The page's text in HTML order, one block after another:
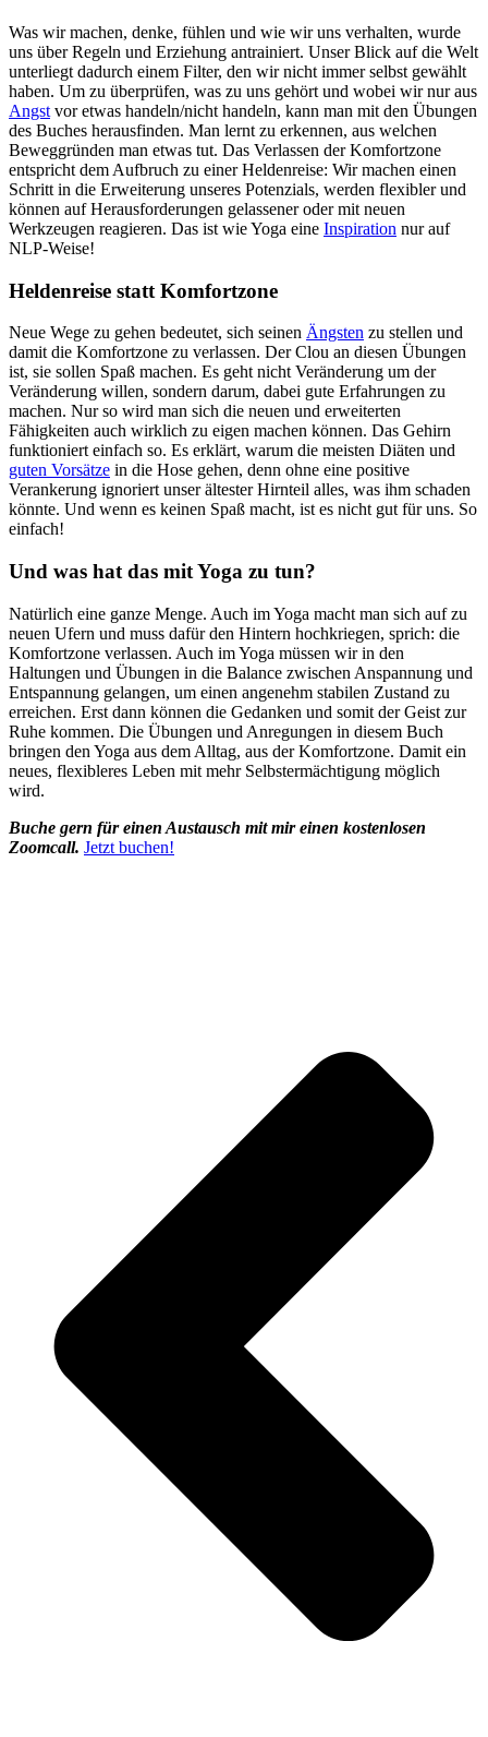
Was wir machen, denke, fühlen und wie wir uns verhalten, wurde
uns über Regeln und Erziehung antrainiert. Unser Blick auf die Welt
unterliegt dadurch einem Filter, den wir nicht immer selbst gewählt
haben. Um zu überprüfen, was zu uns gehört und wobei wir nur aus
Angst vor etwas handeln/nicht handeln, kann man mit den Übungen
des Buches herausfinden. Man lernt zu erkennen, aus welchen
Beweggründen man etwas tut. Das Verlassen der Komfortzone
entspricht dem Aufbruch zu einer Heldenreise: Wir machen einen
Schritt in die Erweiterung unseres Potenzials, werden flexibler und
können auf Herausforderungen gelassener oder mit neuen
Werkzeugen reagieren. Das ist wie Yoga eine Inspiration nur auf
NLP-Weise!
Heldenreise statt Komfortzone
Neue Wege zu gehen bedeutet, sich seinen Ängsten zu stellen und
damit die Komfortzone zu verlassen. Der Clou an diesen Übungen
ist, sie sollen Spaß machen. Es geht nicht Veränderung um der
Veränderung willen, sondern darum, dabei gute Erfahrungen zu
machen. Nur so wird man sich die neuen und erweiterten
Fähigkeiten auch wirklich zu eigen machen können. Das Gehirn
funktioniert einfach so. Es erklärt, warum die meisten Diäten und
guten Vorsätze in die Hose gehen, denn ohne eine positive
Verankerung ignoriert unser ältester Hirnteil alles, was ihm schaden
könnte. Und wenn es keinen Spaß macht, ist es nicht gut für uns. So
einfach!
Und was hat das mit Yoga zu tun?
Natürlich eine ganze Menge. Auch im Yoga macht man sich auf zu
neuen Ufern und muss dafür den Hintern hochkriegen, sprich: die
Komfortzone verlassen. Auch im Yoga müssen wir in den
Haltungen und Übungen in die Balance zwischen Anspannung und
Entspannung gelangen, um einen angenehm stabilen Zustand zu
erreichen. Erst dann können die Gedanken und somit der Geist zur
Ruhe kommen. Die Übungen und Anregungen in diesem Buch
bringen den Yoga aus dem Alltag, aus der Komfortzone. Damit ein
neues, flexibleres Leben mit mehr Selbstermächtigung möglich
wird.
Buche gern für einen Austausch mit mir einen kostenlosen
Zoomcall. Jetzt buchen!